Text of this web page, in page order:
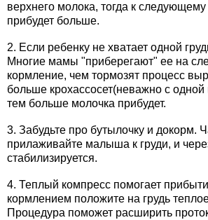
верхнего молока, тогда к
прибудет больше.
2. Если ребенку не хватает одной
Многие мамы "приберегают" ее на
кормление, чем тормозят процесс
больше крохассосет(неважно с одной
тем больше молочка прибудет.
3. Забудьте про бутылочку и докорм.
прилаживайте малыша к груди, и
стабилизируется.
4. Теплый компресс помогает
кормлением положите на грудь
Процедура поможет расширить